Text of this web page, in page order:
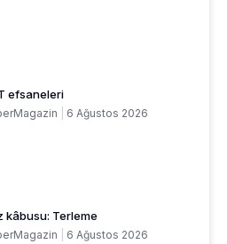
efsaneleri
6 Ağustos 2026
kâbusu: Terleme
6 Ağustos 2026